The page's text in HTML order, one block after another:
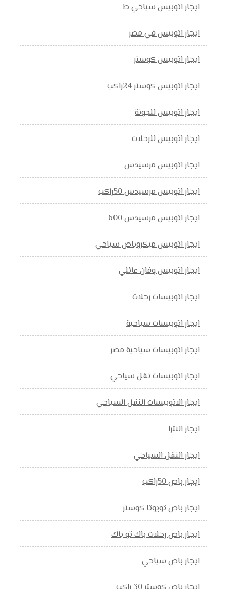
ايجار اتوبيس سياخي ط
ايجار اتوبيس في مصر
ايجار اتوبيس كوستر
ايجار اتوبيس كوستر 24راكب
ايجار اتوبيس للجونة
ايجار اتوبيس للرحلات
ايجار اتوبيس مرسيدس
ايجار اتوبيس مرسيدس 50راكب
ايجار اتوبيس مرسيدس 600
ايجار اتوبيس ميكروباص سياحي
ايجار اتوبيس وفان عائلي
ايجار اتوبيسات رحلات
ايجار اتوبيسات سياحية
ايجار اتوبيسات سياحية مصر
ايجار اتوبيسات نقل سياحي
ايجار الاتوبيسات النقل السياحي
ايجار النترا
ايجار النقل السياحي
ايجار باص 50راكب
ايجار باص تويوتا كوستر
ايجار باص رحلات باك تو باك
ايجار باص سياحي